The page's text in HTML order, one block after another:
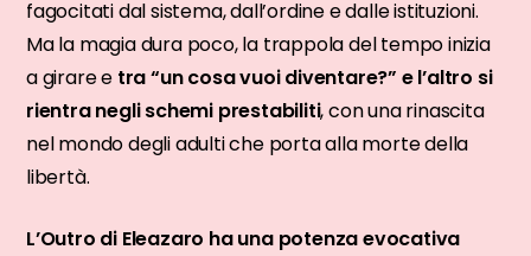
fagocitati dal sistema, dall’ordine e dalle istituzioni.
Ma la magia dura poco, la trappola del tempo inizia
a girare e tra “un cosa vuoi diventare?” e l’altro si
rientra negli schemi prestabiliti, con una rinascita
nel mondo degli adulti che porta alla morte della
libertà.
L’Outro di Eleazaro ha una potenza evocativa